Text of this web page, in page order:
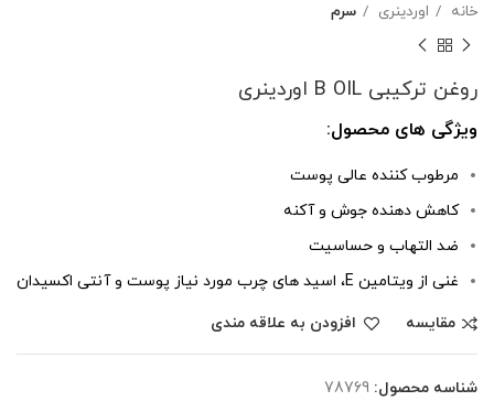
خانه اوردینری سرم
روغن ترکیبی B OIL اوردینری
ویژگی های محصول:
مرطوب کننده عالی پوست
کاهش دهنده جوش و آکنه
ضد التهاب و حساسیت
غنی از ویتامین E، اسید های چرب مورد نیاز پوست و آنتی اکسیدان
مقایسه
افزودن به علاقه مندی
شناسه محصول: 78769